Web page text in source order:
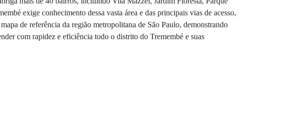
exige conhecimento dessa vasta área e das principais vias de acesso,
de referência da região metropolitana de São Paulo, demonstrando
com rapidez e eficiência todo o distrito do Tremembé e suas